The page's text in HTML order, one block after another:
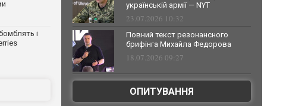
і
українській армії — NYT
23.07.2026 10:32
Повний текст резонансного
брифінга Михайла Федорова
18.07.2026 09:27
ОПИТУВАННЯ